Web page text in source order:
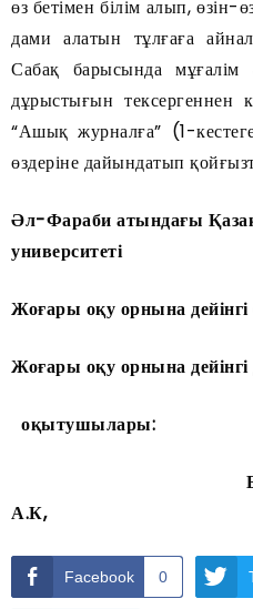
өз бетімен білім алып, өзін-
дами алатын тұлғаға
Сабақ барысында
дұрыстығын тексергеннен
“Ашық журналға” (1-
өздеріне дайындатып
Әл-Фараби атындағы
университеті
Жоғары оқу орнына дейінгі
Жоғары оқу орнына
оқытушылары:
Буланова
А.К,
Facebook 0